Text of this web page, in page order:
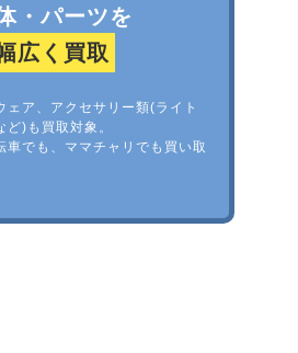
・パーツを
広く買取
ェア、アクセサリー類(ライト
)も買取対象。
車でも、ママチャリでも買い取